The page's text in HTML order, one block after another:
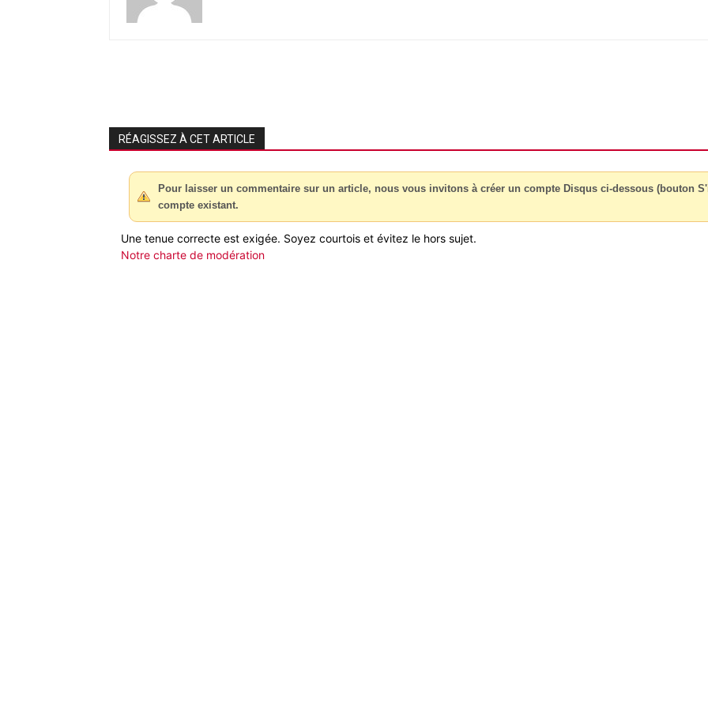
RÉAGISSEZ À CET ARTICLE
Pour laisser un commentaire sur un article, nous vous invitons à créer un compte Disqus ci-dessous (bouton
compte existant.
Une tenue correcte est exigée. Soyez courtois et évitez le hors sujet.
Notre charte de modération